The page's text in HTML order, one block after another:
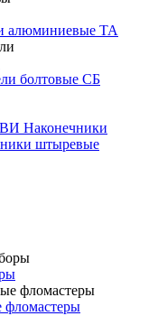
алюминиевые ТА
болтовые СБ
Наконечники
штыревые
фломастеры